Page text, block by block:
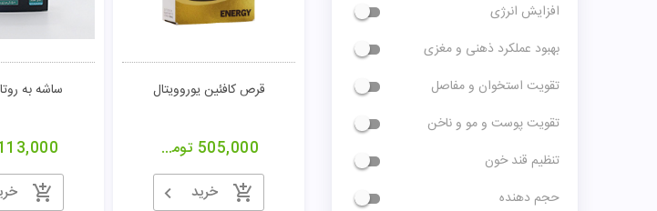
افزایش انرژی
بهبود عملکرد ذهنی و مغزی
تقویت استخوان و مفاصل
تقویت پوست و مو و ناخن
تنظیم قند خون
حجم دهنده
قرص کافئین یوروویتال
505,000 تومان
خرید
ساشه به